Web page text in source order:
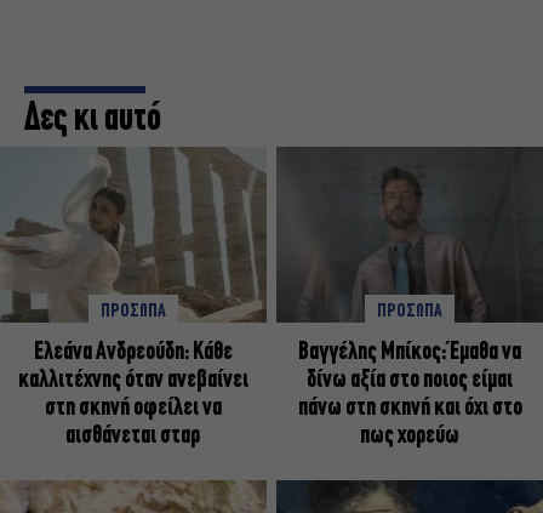
Δες κι αυτό
ΠΡΟΣΩΠΑ
Ελεάνα Ανδρεούδη: Κάθε
καλλιτέχνης όταν ανεβαίνει
στη σκηνή οφείλει να
αισθάνεται σταρ
ΠΡΟΣΩΠΑ
Βαγγέλης Μπίκος: Έμαθα να
δίνω αξία στο ποιος είμαι
πάνω στη σκηνή και όχι στο
πως χορεύω